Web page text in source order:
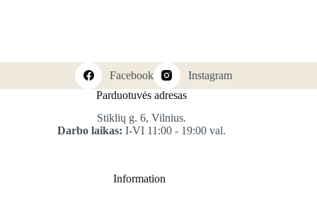
Facebook
Instagram
Parduotuvės adresas
Stiklių g. 6, Vilnius.
Darbo laikas:I-VI 11:00 - 19:00 val.
Information